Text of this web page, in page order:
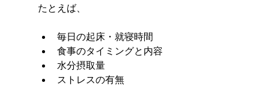
たとえば、
毎日の起床・就寝時間
食事のタイミングと内容
水分摂取量
ストレスの有無